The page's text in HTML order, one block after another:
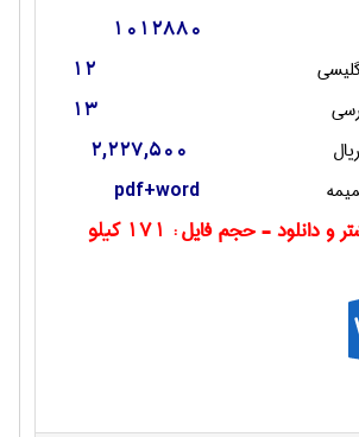
1012880
12
13
2,227,500
pdf+word
و دانلود - حجم فایل :
171 کیلو